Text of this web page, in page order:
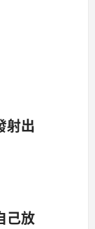
射出
己放